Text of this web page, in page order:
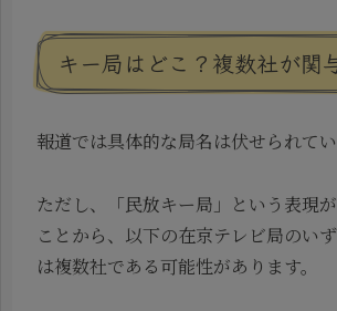
キー局はどこ？複数社が関
報道では具体的な局名は伏せられてい
ただし、「民放キー局」という表現
ことから、以下の在京テレビ局のい
は複数社である可能性があります。